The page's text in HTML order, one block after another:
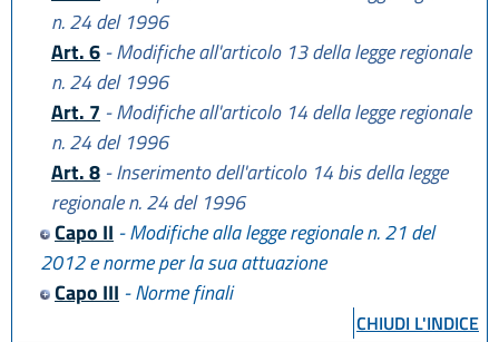
n. 24 del 1996
Art. 6 - Modifiche all'articolo 13 della legge regionale
n. 24 del 1996
Art. 7 - Modifiche all'articolo 14 della legge regionale
n. 24 del 1996
Art. 8 - Inserimento dell'articolo 14 bis della legge
regionale n. 24 del 1996
Capo II - Modifiche alla legge regionale n. 21 del
2012 e norme per la sua attuazione
Capo III - Norme finali
CHIUDI L'INDICE